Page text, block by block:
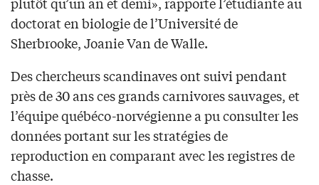
doctorat en biologie de l’Université de
Sherbrooke, Joanie Van de Walle.
Des chercheurs scandinaves ont suivi pendant
près de 30 ans ces grands carnivores sauvages, et
l’équipe québéco-norvégienne a pu consulter les
données portant sur les stratégies de
reproduction en comparant avec les registres de
chasse.